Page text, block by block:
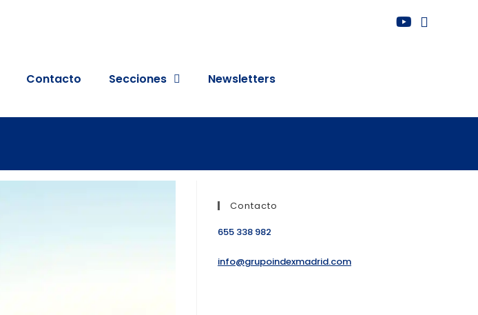
Contacto Secciones Newsletters
Contacto
655 338 982
info@grupoindexmadrid.com